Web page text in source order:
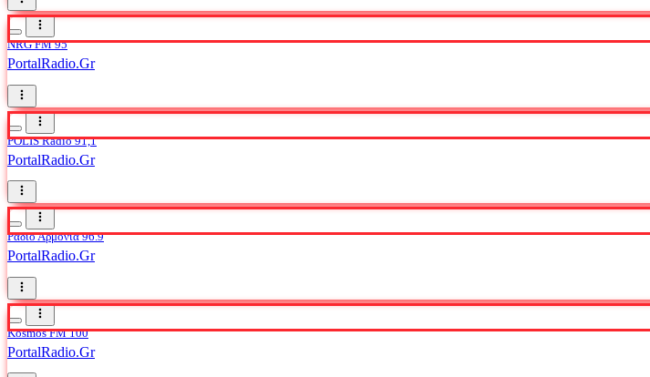
NRG FM 95
PortalRadio.Gr
POLIS Radio 91,1
PortalRadio.Gr
Ράδιο Αρμονία 96.9
PortalRadio.Gr
Kosmos FM 100
PortalRadio.Gr